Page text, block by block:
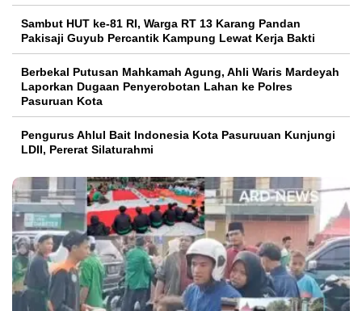
Sambut HUT ke-81 RI, Warga RT 13 Karang Pandan
Pakisaji Guyub Percantik Kampung Lewat Kerja Bakti
Berbekal Putusan Mahkamah Agung, Ahli Waris Mardeyah
Laporkan Dugaan Penyerobotan Lahan ke Polres
Pasuruan Kota
Pengurus Ahlul Bait Indonesia Kota Pasuruuan Kunjungi
LDII, Pererat Silaturahmi